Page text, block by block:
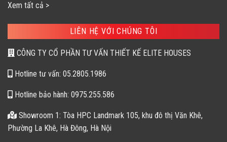
Xem tất cả >
LIÊN HỆ VỚI CHÚNG TÔI
CÔNG TY CỔ PHẦN TƯ VẤN THIẾT KẾ ELITE HOUSES
Hotline tư vấn: 05.2805.1986
Hotline bảo hành: 0975.255.586
Showroom 1: Tòa HPC Landmark 105, khu đô thị Văn Khê,
Phường La Khê, Hà Đông, Hà Nội